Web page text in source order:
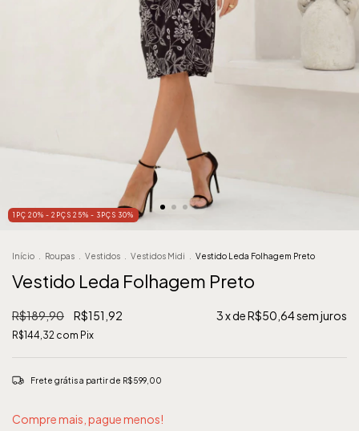
1PÇ 20% - 2PÇS 25% - 3PÇS 30%
Início Roupas Vestidos Vestidos Midi Vestido Leda Folhagem Preto
Vestido Leda Folhagem Preto
R$189,90 R$151,92 3x deR$50,64sem juros
R$144,32 com Pix
Frete grátisa partir de R$599,00
Compre mais, pague menos!